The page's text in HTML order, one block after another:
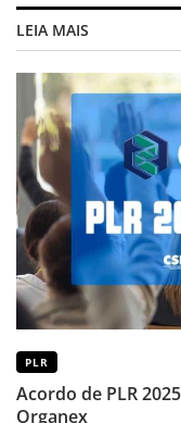
LEIA MAIS
PLR
Acordo de PLR
Organex